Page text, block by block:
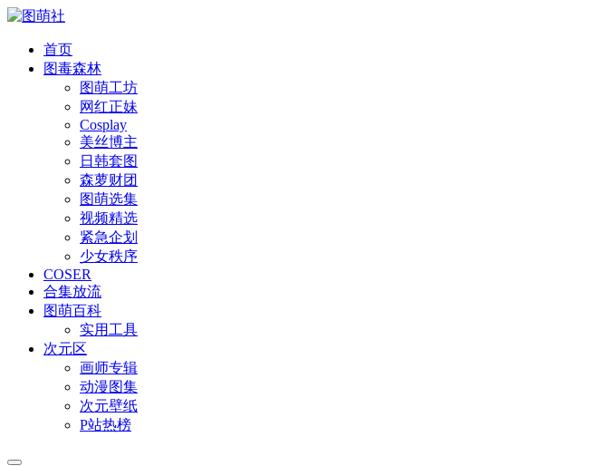
首页
图毒森林
图萌工坊
网红正妹
Cosplay
美丝博主
日韩套图
森萝财团
图萌选集
视频精选
紧急企划
少女秩序
COSER
合集放流
图萌百科
实用工具
次元区
画师专辑
动漫图集
次元壁纸
P站热榜